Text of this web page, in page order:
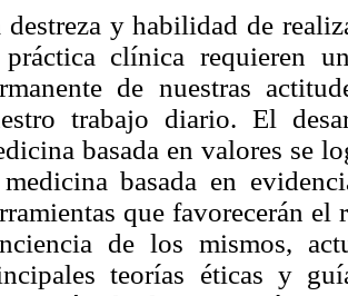
destreza y habilidad de
clínica requieren
de nuestras
trabajo diario. El
basada en valores se
basada en
que favorecerán
de los mismos,
teorías éticas y